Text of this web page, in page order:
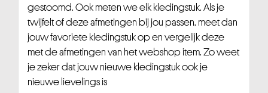
gestoomd. Ook meten we elk kledingstuk. Als je
twijfelt of deze afmetingen bij jou passen, meet dan
jouw favoriete kledingstuk op en vergelijk deze
met de afmetingen van het webshop item. Zo weet
je zeker dat jouw nieuwe kledingstuk ook je
nieuwe lievelings is